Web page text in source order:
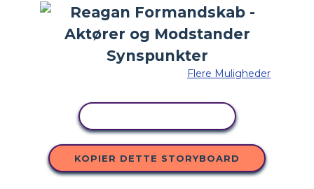
Flere Muligheder
KOPIER DETTE STORYBOARD